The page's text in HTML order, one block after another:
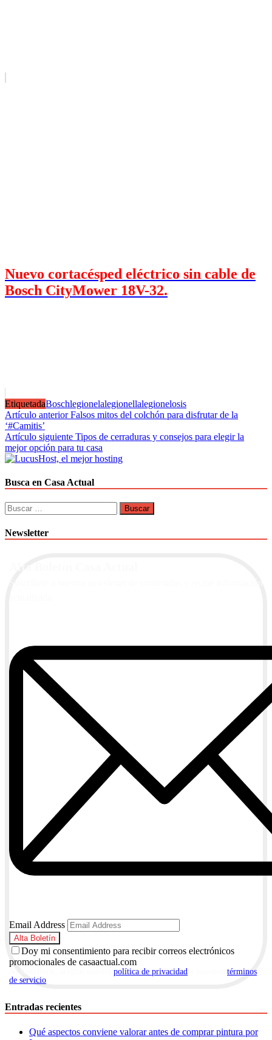
Nuevo cortacésped eléctrico sin cable de
Bosch CityMower 18V-32.
EtiquetadaBoschlegionelalegionellalegionelosis
Navegación
de
entradas
Artículo anterior Falsos mitos del colchón para disfrutar de la
‘#Camitis’
Artículo siguiente Tipos de cerraduras y consejos para elegir la
mejor opción para tu casa
Busca en Casa Actual
Buscar:
Newsletter
Email Address
Doy mi consentimiento para recibir correos electrónicos
promocionales de casaactual.com
política de privacidad
términos
de servicio
Entradas recientes
Qué aspectos conviene valorar antes de comprar pintura por